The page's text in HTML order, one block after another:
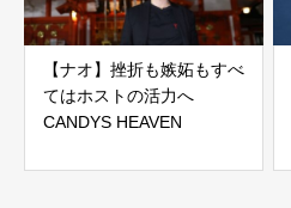
【ナオ】挫折も嫉妬もすべ
てはホストの活力へ
CANDYS HEAVEN